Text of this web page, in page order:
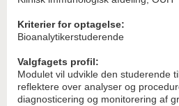
Kriterier for optagelse:
Bioanalytikerstuderende
Valgfagets profil:
Modulet vil udvikle den studerende
reflektere over analyser og
diagnosticering og monitorering af